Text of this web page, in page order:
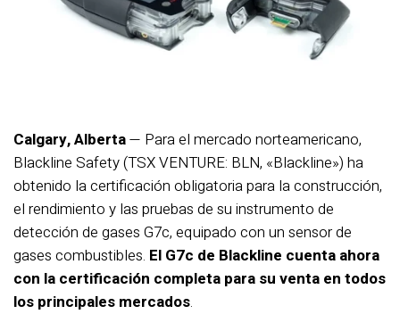
Calgary, Alberta— Para el mercado norteamericano,
Blackline Safety (TSX VENTURE: BLN, «Blackline») ha
obtenido la certificación obligatoria para la construcción,
el rendimiento y las pruebas de su instrumento de
detección de gases G7c, equipado con un sensor de
gases combustibles. El G7c de Blackline cuenta ahora
con la certificación completa para su venta en todos
los principales mercados.